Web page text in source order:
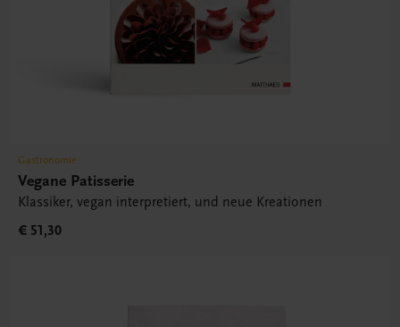
Gastronomie
Vegane Patisserie
Klassiker, vegan interpretiert, und neue Kreationen
€ 51,30